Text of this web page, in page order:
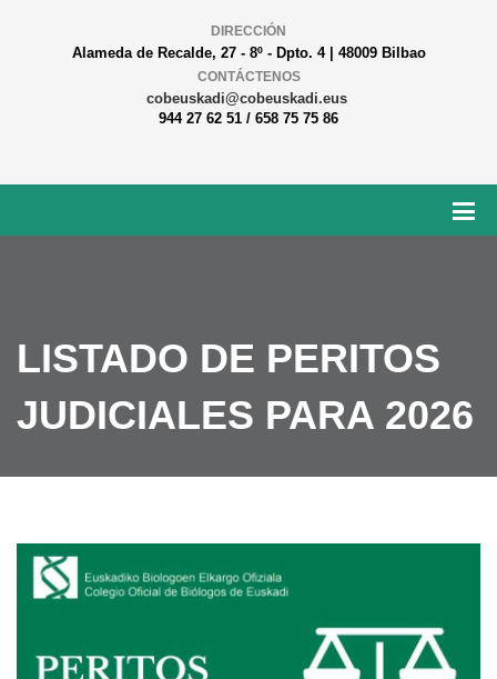
DIRECCIÓN
Alameda de Recalde, 27 - 8º - Dpto. 4 | 48009 Bilbao
CONTÁCTENOS
cobeuskadi@cobeuskadi.eus
944 27 62 51 / 658 75 75 86
LISTADO DE PERITOS
JUDICIALES PARA 2026